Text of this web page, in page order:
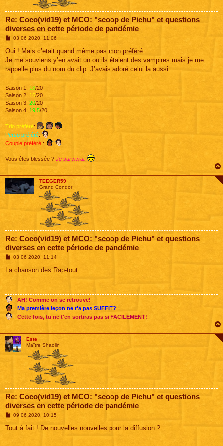
Re: Coco(vid19) et MCO: "scoop de Pichu" et questions
diverses en cette période de pandémie
M
s
a
g
e
03 06 2020, 11:06
Oui ! Mais c’etait quand même pas mon préféré .
Je me souviens y’en avait un ou ils étaient des vampires mais je me
rappelle plus du nom du clip. J’avais adoré celui la aussi.
Saison 1: 18/20
Saison 2: 16/20
Saison 3: 20/20
Saison 4: 19,5/20
Trio préféré:
Perso préféré:
Couple préféré :
Vous êtes blessée ? Je survivrai.
TEEGER59
Grand Condor
Re: Coco(vid19) et MCO: "scoop de Pichu" et questions
diverses en cette période de pandémie
M
s
03 06 2020, 11:14
La chanson des Rap-tout.
: AH! Comme on se retrouve!
: Ma première leçon ne t'a pas SUFFIT?
: Cette fois, tu ne t'en sortiras pas si FACILEMENT!
Este
Maître Shaolin
Re: Coco(vid19) et MCO: "scoop de Pichu" et questions
diverses en cette période de pandémie
M
s
09 06 2020, 10:15
Tout à fait ! De nouvelles nouvelles pour la diffusion ?